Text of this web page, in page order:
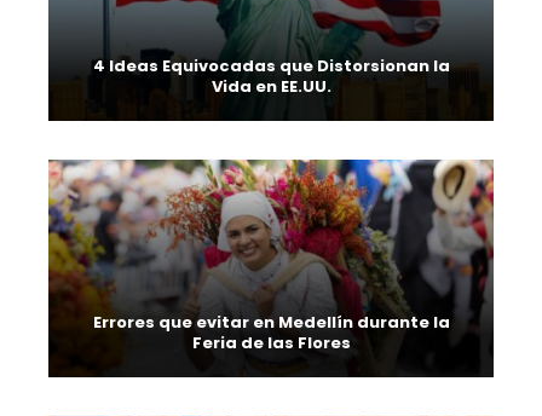
4 Ideas Equivocadas que Distorsionan la
Vida en EE.UU.
Errores que evitar en Medellín durante la
Feria de las Flores